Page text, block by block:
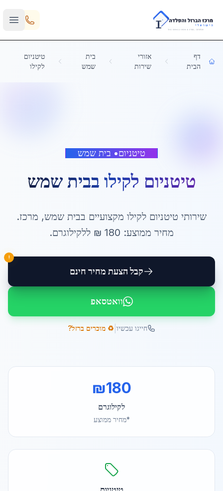
Skip to main content
דף
הבית
אזורי
שירות
בית
שמש
טיטניום
לקילו
טיטניום• בית שמש
טיטניום לקילו בבית שמש
שירותי טיטניום לקילו מקצועיים בבית שמש, מרכז.
מחיר ממוצע: 180 ₪ ללקילוגרם.
קבל הצעת מחיר חינם
!
וואטסאפ
חייגו עכשיו ♻️ מוכרים ברזל?
₪180
לקילוגרם
*מחיר ממוצע